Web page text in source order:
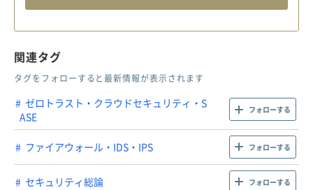
関連タグ
タグをフォローすると最新情報が表示されます
ゼロトラスト・クラウドセキュリティ・S
ASE
フォローする
ファイアウォール・IDS・IPS フォローする
セキュリティ総論 フォローする